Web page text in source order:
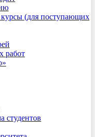
(для поступающих
работ
студентов